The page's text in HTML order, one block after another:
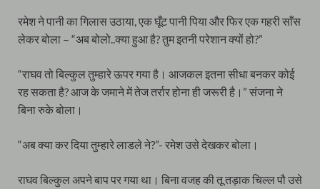
रमेश ने पानी का गिलास उठाया, एक घूँट पानी पिया और फिर एक गहरी साँस
लेकर बोला – “अब बोलो..क्या हुआ है? तुम इतनी परेशान क्यों हो?”
“राघव तो बिल्कुल तुम्हारे ऊपर गया है। आजकल इतना सीधा बनकर कोई
रह सकता है? आज के जमाने में तेज तर्रार होना ही जरूरी है।” संजना ने
बिना रुके बोला।
“अब क्या कर दिया तुम्हारे लाडले ने?”- रमेश उसे देखकर बोला।
राघव बिल्कुल अपने बाप पर गया था। बिना वजह की तू तड़ाक चिल्ल पौ उसे